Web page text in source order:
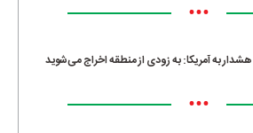
•••
هشدار به آمریکا: به زودی از منطقه اخراج می‌شوید
•••